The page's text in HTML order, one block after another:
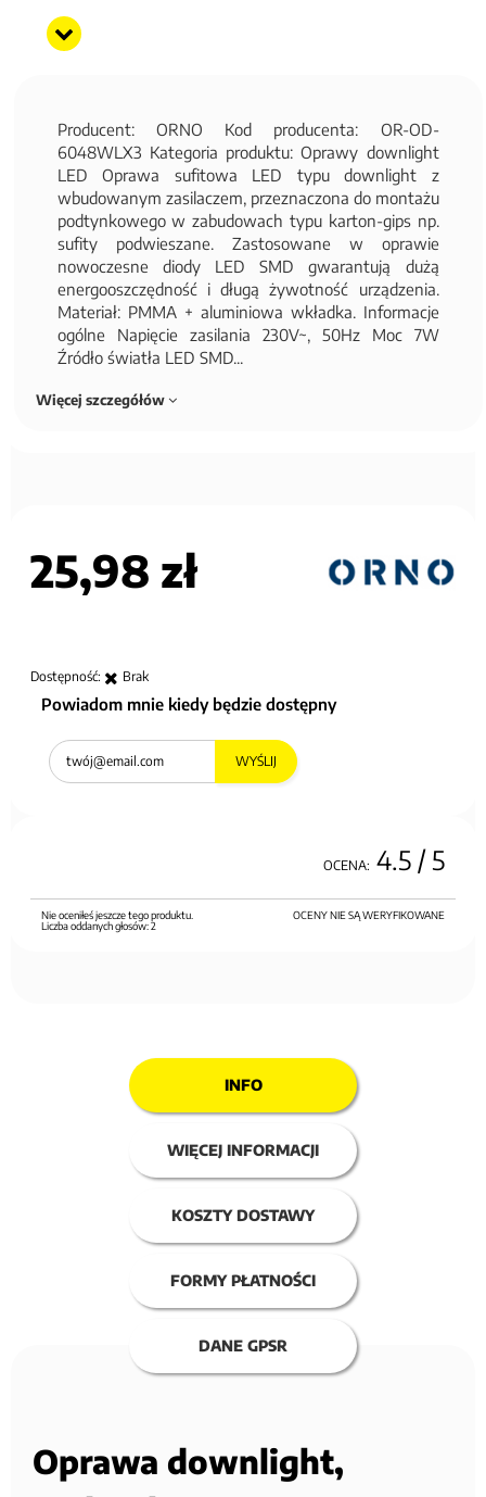
Producent: ORNO Kod producenta: OR-OD-
6048WLX3 Kategoria produktu: Oprawy downlight
LED Oprawa sufitowa LED typu downlight z
wbudowanym zasilaczem, przeznaczona do montażu
podtynkowego w zabudowach typu karton-gips np.
sufity podwieszane. Zastosowane w oprawie
nowoczesne diody LED SMD gwarantują dużą
energooszczędność i długą żywotność urządzenia.
Materiał: PMMA + aluminiowa wkładka. Informacje
ogólne Napięcie zasilania 230V~, 50Hz Moc 7W
Źródło światła LED SMD...
Więcej szczegółów
25,98 zł
Dostępność: Brak
Powiadom mnie kiedy będzie dostępny
WYŚLIJ
OCENA: 4.5 / 5
OCENY NIE SĄ WERYFIKOWANE
Nie oceniłeś jeszcze tego produktu.
Liczba oddanych głosów:2
INFO
WIĘCEJ INFORMACJI
KOSZTY DOSTAWY
FORMY PŁATNOŚCI
DANE GPSR
Oprawa downlight,